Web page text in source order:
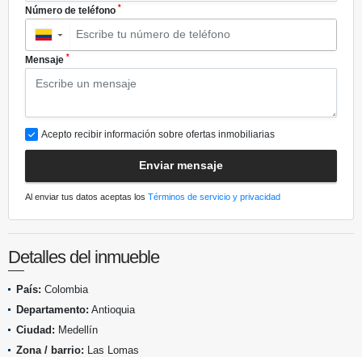
Número de teléfono *
▼
Mensaje *
Acepto recibir información sobre ofertas inmobiliarias
Enviar mensaje
Al enviar tus datos aceptas los Términos de servicio y privacidad
Detalles del inmueble
País: Colombia
Departamento: Antioquia
Ciudad: Medellín
Zona / barrio: Las Lomas